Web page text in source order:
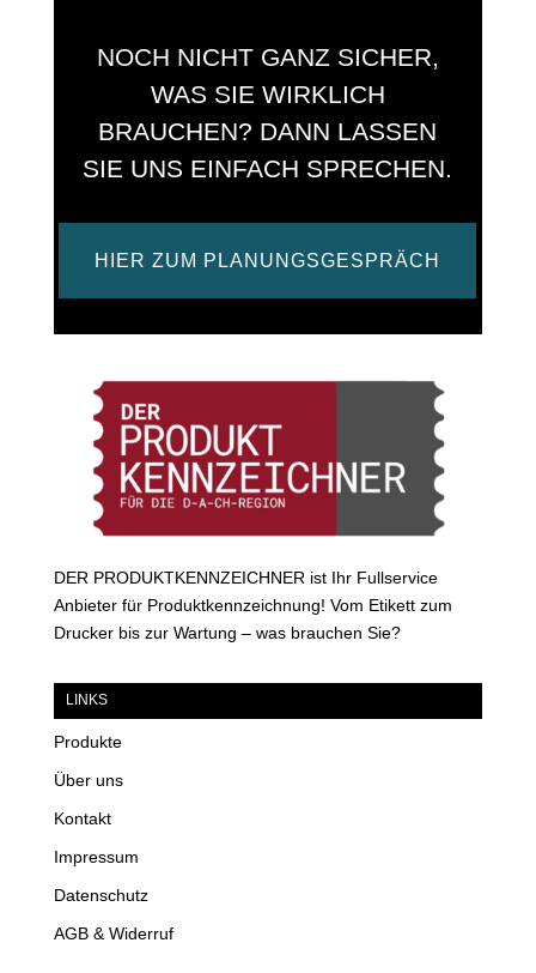
NOCH NICHT GANZ SICHER,
WAS SIE WIRKLICH
BRAUCHEN? DANN LASSEN
SIE UNS EINFACH SPRECHEN.
HIER ZUM PLANUNGSGESPRÄCH
DER PRODUKTKENNZEICHNER ist Ihr Fullservice
Anbieter für Produktkennzeichnung! Vom Etikett zum
Drucker bis zur Wartung – was brauchen Sie?
LINKS
Produkte
Über uns
Kontakt
Impressum
Datenschutz
AGB & Widerruf